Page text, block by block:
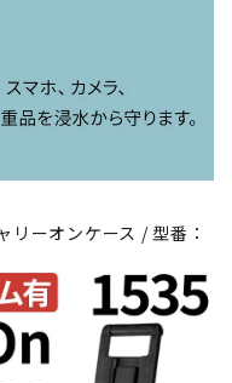
ーオンケース / 型番：